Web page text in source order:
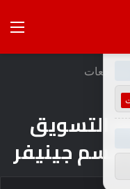
التسويق
جسم جينيفر